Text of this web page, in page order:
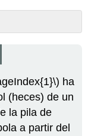
ha
(heces) de un
la pila de
a partir del